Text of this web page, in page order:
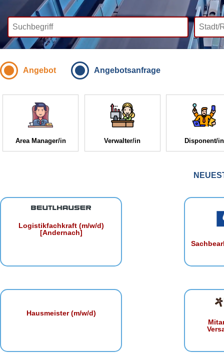
Angebot Angebotsanfrage
Area Manager/in Verwalter/in Disponent/in
Logistikfachkraft (m/w/d)
[Andernach]
Hausmeister (m/w/d)